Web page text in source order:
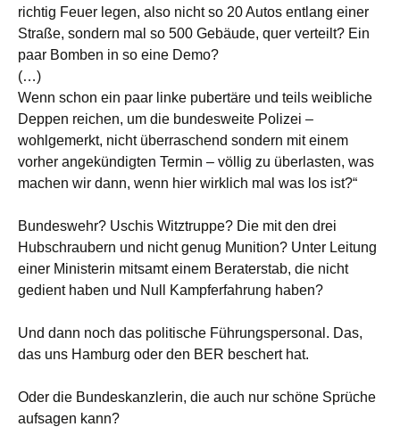
richtig Feuer legen, also nicht so 20 Autos entlang einer
Straße, sondern mal so 500 Gebäude, quer verteilt? Ein
paar Bomben in so eine Demo?
(…)
Wenn schon ein paar linke pubertäre und teils weibliche
Deppen reichen, um die bundesweite Polizei –
wohlgemerkt, nicht überraschend sondern mit einem
vorher angekündigten Termin – völlig zu überlasten, was
machen wir dann, wenn hier wirklich mal was los ist?“
Bundeswehr? Uschis Witztruppe? Die mit den drei
Hubschraubern und nicht genug Munition? Unter Leitung
einer Ministerin mitsamt einem Beraterstab, die nicht
gedient haben und Null Kampferfahrung haben?
Und dann noch das politische Führungspersonal. Das,
das uns Hamburg oder den BER beschert hat.
Oder die Bundeskanzlerin, die auch nur schöne Sprüche
aufsagen kann?